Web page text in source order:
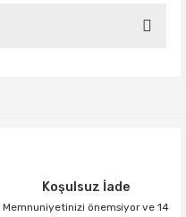
Koşulsuz İade
Memnuniyetinizi önemsiyor ve 14